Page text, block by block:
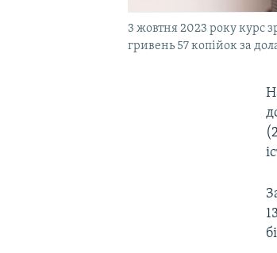
3 жовтня 2023 року курс
гривень 57 копійок за